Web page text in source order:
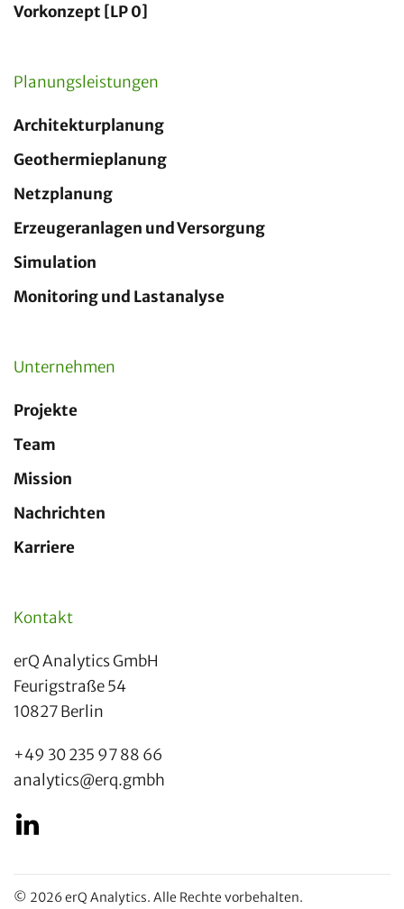
Vorkonzept [LP 0]
Planungsleistungen
Architekturplanung
Geothermieplanung
Netzplanung
Erzeugeranlagen und Versorgung
Simulation
Monitoring und Lastanalyse
Unternehmen
Projekte
Team
Mission
Nachrichten
Karriere
Kontakt
erQ Analytics GmbH
Feurigstraße 54
10827 Berlin
+49 30 235 97 88 66
analytics@erq.gmbh
© 2026erQ Analytics. Alle Rechte vorbehalten.